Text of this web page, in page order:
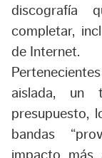
discografía
completar,
de Internet.
aislada, un
presupuesto,
bandas
impacto más